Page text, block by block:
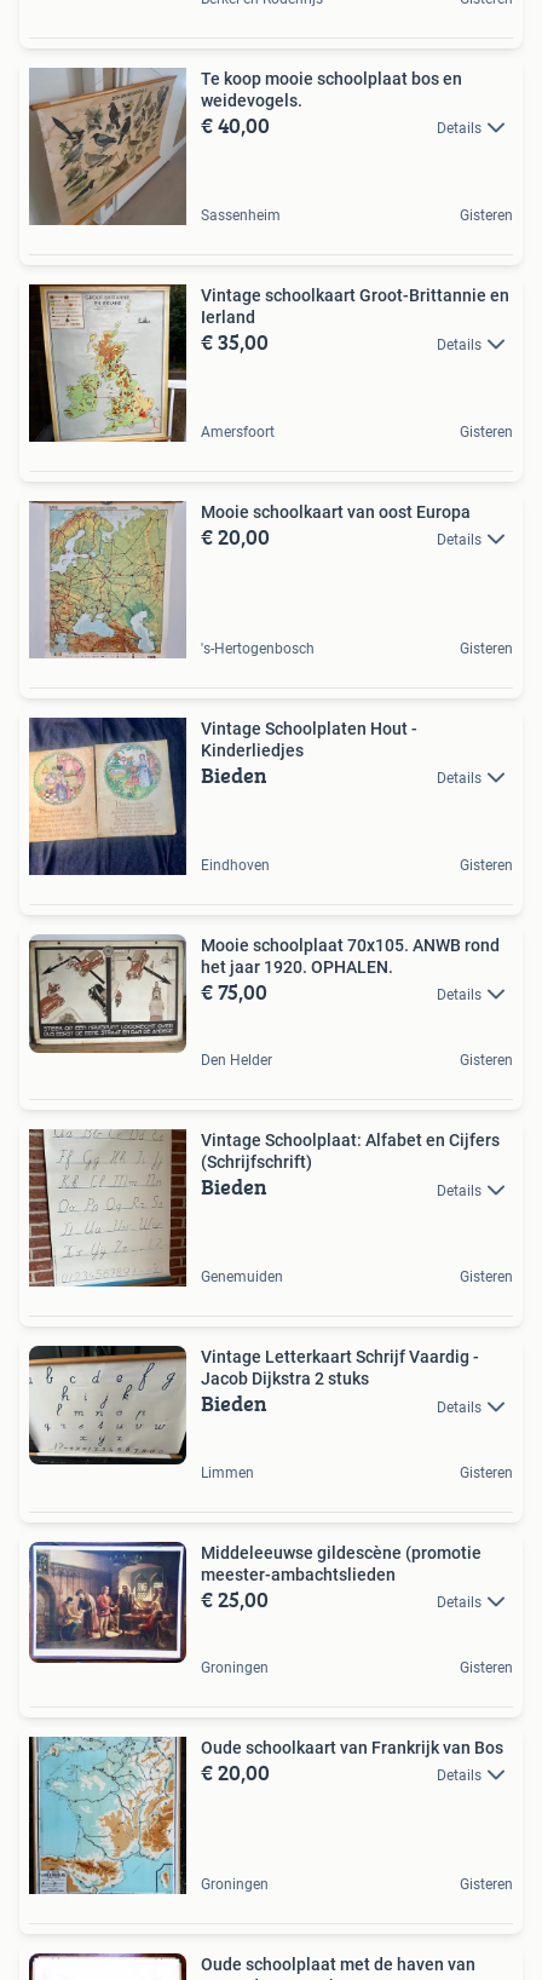
Te koop mooie schoolplaat bos en
weidevogels.
€ 40,00 Details
Sassenheim Gisteren
Vintage schoolkaart Groot-Brittannie en
Ierland
€ 35,00 Details
Amersfoort Gisteren
Mooie schoolkaart van oost Europa
€ 20,00 Details
's-Hertogenbosch Gisteren
Vintage Schoolplaten Hout -
Kinderliedjes
Bieden Details
Eindhoven Gisteren
Mooie schoolplaat 70x105. ANWB rond
het jaar 1920. OPHALEN.
€ 75,00 Details
Den Helder Gisteren
Vintage Schoolplaat: Alfabet en Cijfers
(Schrijfschrift)
Bieden Details
Genemuiden Gisteren
Vintage Letterkaart Schrijf Vaardig -
Jacob Dijkstra 2 stuks
Bieden Details
Limmen Gisteren
Middeleeuwse gildescène (promotie
meester-ambachtslieden
€ 25,00 Details
Groningen Gisteren
Oude schoolkaart van Frankrijk van Bos
€ 20,00 Details
Groningen Gisteren
Oude schoolplaat met de haven van